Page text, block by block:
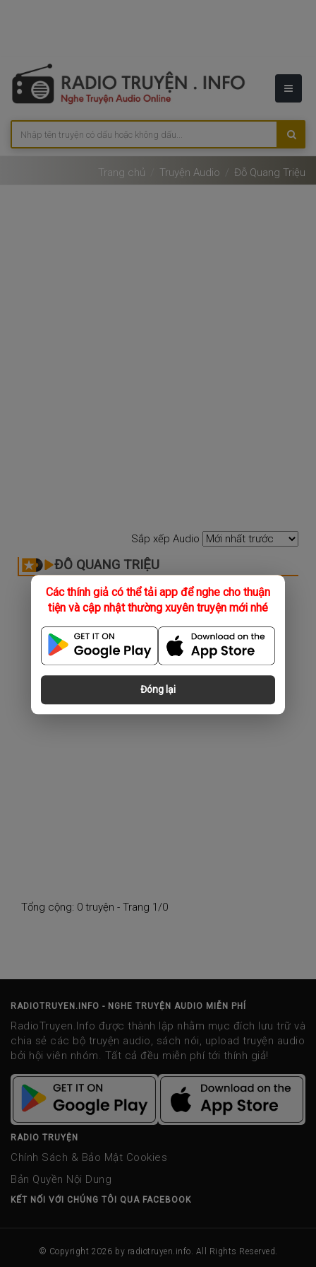
Các thính giả có thể tải app để nghe cho thuận
tiện và cập nhật thường xuyên truyện mới nhé
Đóng lại
Trang chủ Truyện Audio Đỗ Quang Triệu
Sắp xếp Audio
ĐỖ QUANG TRIỆU
Tổng cộng: 0 truyện - Trang 1/0
RADIOTRUYEN.INFO - NGHE TRUYỆN AUDIO MIỄN PHÍ
RadioTruyen.Info được thành lập nhằm mục đích lưu trữ và
chia sẻ các bộ truyện audio, sách nói, upload truyện audio
bởi hội viên nhóm. Tất cả đều miễn phí tới thính giả!
RADIO TRUYỆN
Chính Sách & Bảo Mật Cookies
Bản Quyền Nội Dung
KẾT NỐI VỚI CHÚNG TÔI QUA FACEBOOK
© Copyright 2026 by radiotruyen.info. All Rights Reserved.